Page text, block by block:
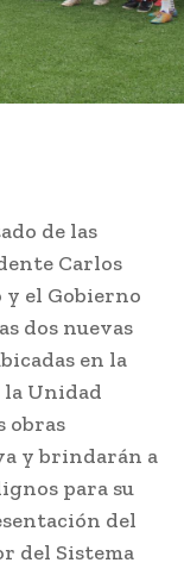
de las
Carlos
y el Gobierno
dos nuevas
en la
Unidad
obras
y brindarán a
para su
del
del Sistema